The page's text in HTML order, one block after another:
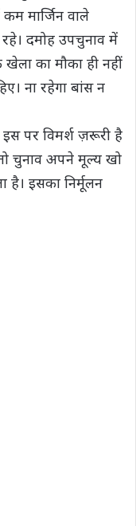
मार्जिन वाले
दमोह उपचुनाव में
का मौका ही नहीं
ना रहेगा बांस न
पर विमर्श ज़रूरी है
चुनाव अपने मूल्य खो
इसका निर्मूलन